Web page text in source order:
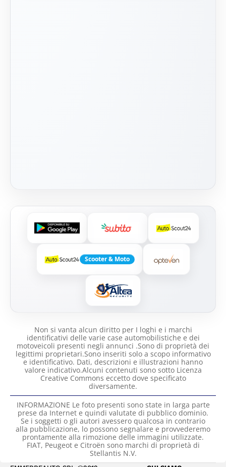
Scooter & Moto
Non si vanta alcun diritto per I loghi e i marchi
identificativi delle varie case automobilistiche e dei
motoveicoli presenti negli annunci .Sono di proprietà dei
legittimi proprietari.Sono inseriti solo a scopo informativo
e identificativo. Dati, descrizioni e illustrazioni hanno
valore indicativo.Alcuni contenuti sono sotto Licenza
Creative Commons eccetto dove specificato
diversamente.
INFORMAZIONE Le foto presenti sono state in larga parte
prese da Internet e quindi valutate di pubblico dominio.
Se i soggetti o gli autori avessero qualcosa in contrario
alla pubblicazione, lo possono segnalare e provvederemo
prontamente alla rimozione delle immagini utilizzate.
FIAT, Peugeot e Citroën sono marchi di proprietà di
Stellantis N.V.